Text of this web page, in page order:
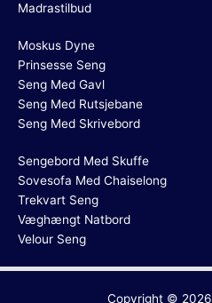
Madrastilbud
Moskus Dyne
Prinsesse Seng
Seng Med Gavl
Seng Med Rutsjebane
Seng Med Skrivebord
Sengebord Med Skuffe
Sovesofa Med Chaiselong
Trekvart Seng
Væghængt Natbord
Velour Seng
Copyright © 2026